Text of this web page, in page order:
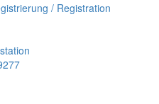
/ Registration